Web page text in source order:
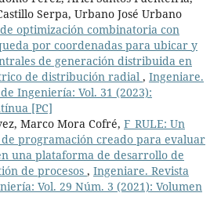
Serpa, Urbano José Urbano
optimización combinatoria con
por coordenadas para ubicar y
de generación distribuida en
de distribución radial , Ingeniare.
Ingeniería: Vol. 31 (2023):
[PC]
Marco Mora Cofré, F_RULE: Un
programación creado para evaluar
una plataforma de desarrollo de
de procesos , Ingeniare. Revista
Vol. 29 Núm. 3 (2021): Volumen